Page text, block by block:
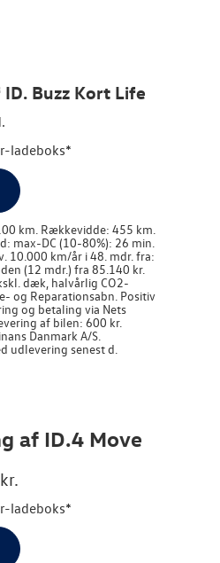
Buzz Kort Life
ladeboks*
km. Rækkevidde: 455 km.
max-DC (10-80%): 26 min.
10.000 km/år i 48. mdr. fra:
(12 mdr.) fra 85.140 kr.
dæk, halvårlig CO2-
og Reparationsabn. Positiv
og betaling via Nets
af bilen: 600 kr.
Danmark A/S.
udlevering senest d.
af ID.4 Move
ladeboks*